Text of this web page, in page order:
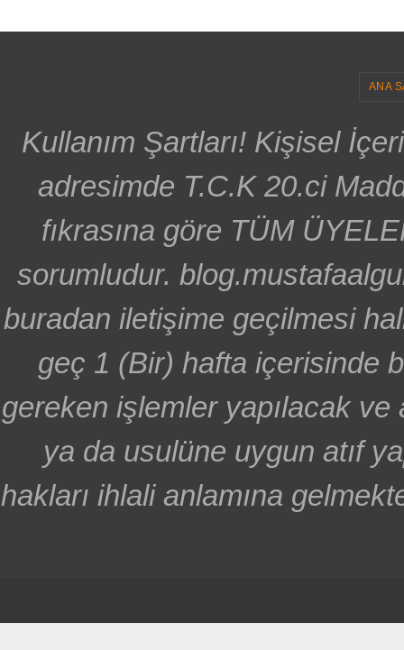
ANA
Kullanım Şartları! Kişisel
adresimde T.C.K 20.ci
fıkrasına göre TÜM
sorumludur.
buradan iletişime geçilmesi
geç 1 (Bir) hafta içerisinde
gereken işlemler yapılacak ve
ya da usulüne uygun atıf
hakları ihlali anlamına